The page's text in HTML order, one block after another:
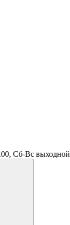
Сб-Вс выходной